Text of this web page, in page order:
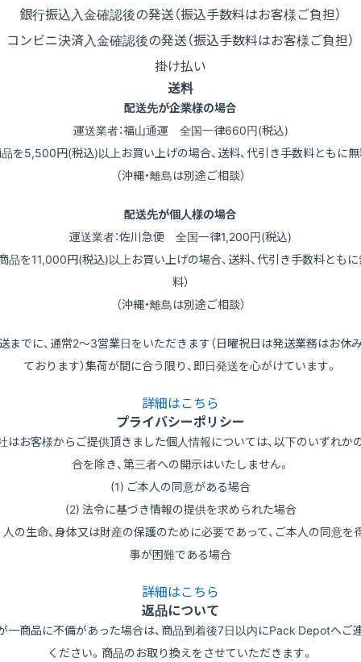
銀行振込入金確認後の発送（振込手数料はお客様ご負担）
コンビニ決済入金確認後の発送（振込手数料はお客様ご負担）
掛け払い
送料
配送先が企業様の場合
運送業者：福山通運 全国一律660円(税込)
品を5,500円(税込)以上お買い上げの場合、送料、代引き手数料ともに無
（沖縄・離島は別途ご相談）
配送先が個人様の場合
運送業者：佐川急便 全国一律1,200円(税込)
品を11,000円(税込)以上お買い上げの場合、送料、代引き手数料とも
料）
（沖縄・離島は別途ご相談）
までに、通常2～3営業日をいただきます（日曜祝日は発送業務はお休
ております）集荷が間に合う限り、即日発送を心がけています。
詳細はこちら
プライバシーポリシー
はお客様からご提供頂きました個人情報については、以下のいずれか
合を除き、第三者への開示はいたしません。
(1) ご本人の同意がある場合
(2) 法令に基づき情報の提供を求められた場合
の生命、身体又は財産の保護のために必要であって、ご本人の同意を
事が困難である場合
詳細はこちら
返品について
一商品に不備があった場合は、商品到着後7日以内にPack Depotへご
ください。商品のお取り換えをさせていただきます。